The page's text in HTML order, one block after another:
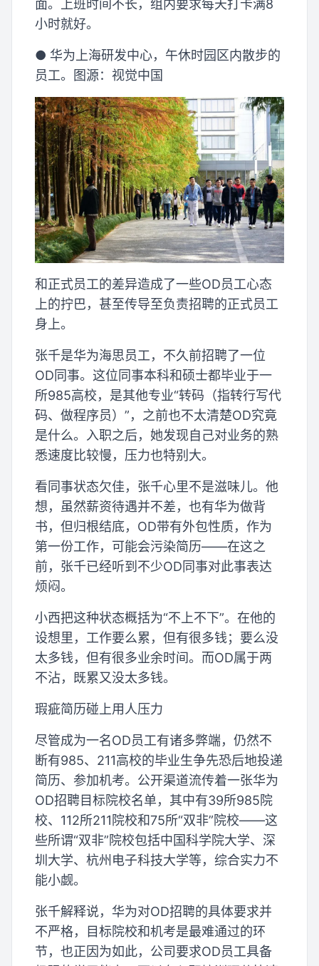
面。上班时间不长，组内要求每天打卡满8
小时就好。
● 华为上海研发中心，午休时园区内散步的
员工。图源：视觉中国
和正式员工的差异造成了一些OD员工心态
上的拧巴，甚至传导至负责招聘的正式员工
身上。
张千是华为海思员工，不久前招聘了一位
OD同事。这位同事本科和硕士都毕业于一
所985高校，是其他专业“转码（指转行写代
码、做程序员）”，之前也不太清楚OD究竟
是什么。入职之后，她发现自己对业务的熟
悉速度比较慢，压力也特别大。
看同事状态欠佳，张千心里不是滋味儿。他
想，虽然薪资待遇并不差，也有华为做背
书，但归根结底，OD带有外包性质，作为
第一份工作，可能会污染简历——在这之
前，张千已经听到不少OD同事对此事表达
烦闷。
小西把这种状态概括为“不上不下”。在他的
设想里，工作要么累，但有很多钱；要么没
太多钱，但有很多业余时间。而OD属于两
不沾，既累又没太多钱。
瑕疵简历碰上用人压力
尽管成为一名OD员工有诸多弊端，仍然不
断有985、211高校的毕业生争先恐后地投递
简历、参加机考。公开渠道流传着一张华为
OD招聘目标院校名单，其中有39所985院
校、112所211院校和75所“双非”院校——这
些所谓“双非”院校包括中国科学院大学、深
圳大学、杭州电子科技大学等，综合实力不
能小觑。
张千解释说，华为对OD招聘的具体要求并
不严格，目标院校和机考是最难通过的环
节，也正因为如此，公司要求OD员工具备